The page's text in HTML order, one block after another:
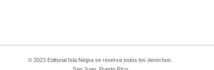
© 2023 Editorial Isla Negra se reserva todos los derechos.